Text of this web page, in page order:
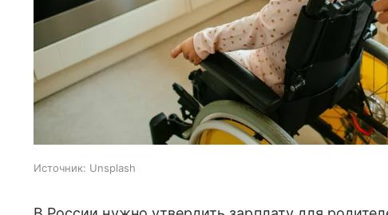
Источник: Unsplash